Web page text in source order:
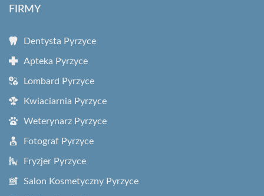
FIRMY
Dentysta Pyrzyce
Apteka Pyrzyce
Lombard Pyrzyce
Kwiaciarnia Pyrzyce
Weterynarz Pyrzyce
Fotograf Pyrzyce
Fryzjer Pyrzyce
Salon Kosmetyczny Pyrzyce